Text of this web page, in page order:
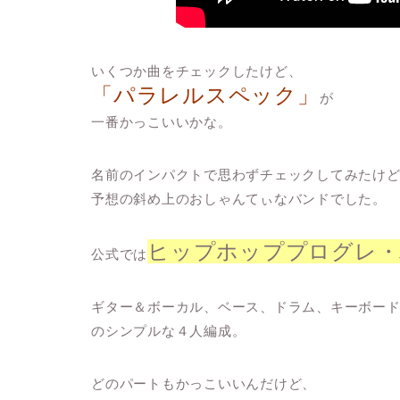
いくつか曲をチェックしたけど、
「パラレルスペック」
が
一番かっこいいかな。
名前のインパクトで思わずチェックしてみたけど
予想の斜め上のおしゃんてぃなバンドでした。
公式では ヒップホッププログレ
ギター＆ボーカル、ベース、ドラム、キーボード
のシンプルな４人編成。
どのパートもかっこいいんだけど、